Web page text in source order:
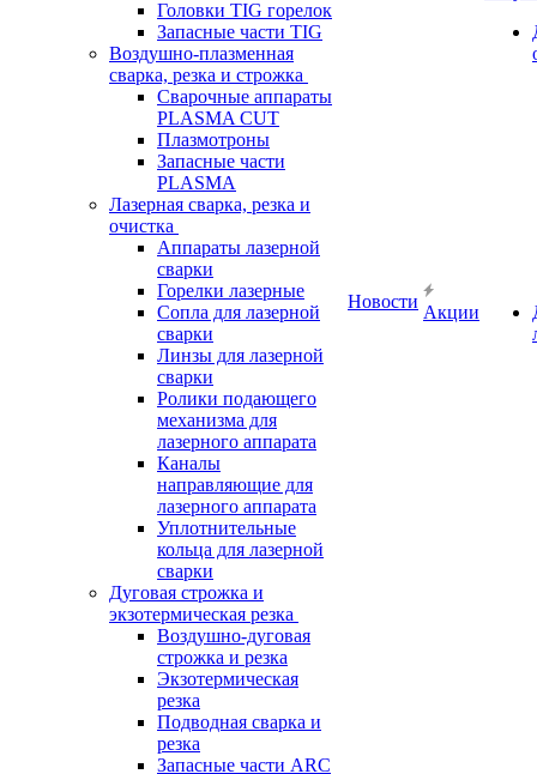
Головки TIG горелок
Запасные части TIG
Воздушно-плазменная
сварка, резка и строжка
Сварочные аппараты
PLASMA CUT
Плазмотроны
Запасные части
PLASMA
Лазерная сварка, резка и
очистка
Аппараты лазерной
сварки
Горелки лазерные
Сопла для лазерной
сварки
Линзы для лазерной
сварки
Ролики подающего
механизма для
лазерного аппарата
Каналы
направляющие для
лазерного аппарата
Уплотнительные
кольца для лазерной
сварки
Дуговая строжка и
экзотермическая резка
Воздушно-дуговая
строжка и резка
Экзотермическая
резка
Подводная сварка и
резка
Запасные части ARC
Новости
Акции